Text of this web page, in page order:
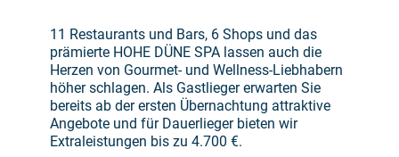
11 Restaurants und Bars, 6 Shops und das
prämierte HOHE DÜNE SPA lassen auch die
Herzen von Gourmet- und Wellness-Liebhabern
höher schlagen. Als Gastlieger erwarten Sie
bereits ab der ersten Übernachtung attraktive
Angebote und für Dauerlieger bieten wir
Extraleistungen bis zu 4.700 €.